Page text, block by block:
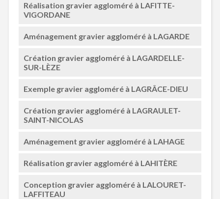
Réalisation gravier aggloméré à LAFITTE-
VIGORDANE
Aménagement gravier aggloméré à LAGARDE
Création gravier aggloméré à LAGARDELLE-
SUR-LÈZE
Exemple gravier aggloméré à LAGRÂCE-DIEU
Création gravier aggloméré à LAGRAULET-
SAINT-NICOLAS
Aménagement gravier aggloméré à LAHAGE
Réalisation gravier aggloméré à LAHITÈRE
Conception gravier aggloméré à LALOURET-
LAFFITEAU